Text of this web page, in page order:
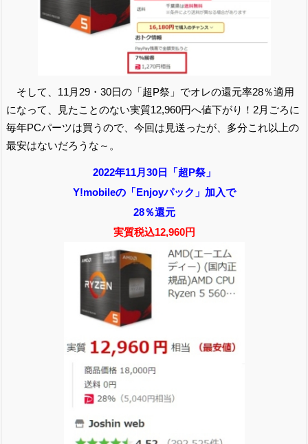
そして、11月29・30日の「超P祭」でオレの還元率28％適用
になって、見たことのない実質12,960円へ値下がり！2月ごろに
毎年PCパーツは買うので、今回は見送ったが、多分これ以上の
最安はないだろうな～。
2022年11月30日「超P祭」
Y!mobileの「Enjoyパック」加入で
28％還元
実質税込12,960円